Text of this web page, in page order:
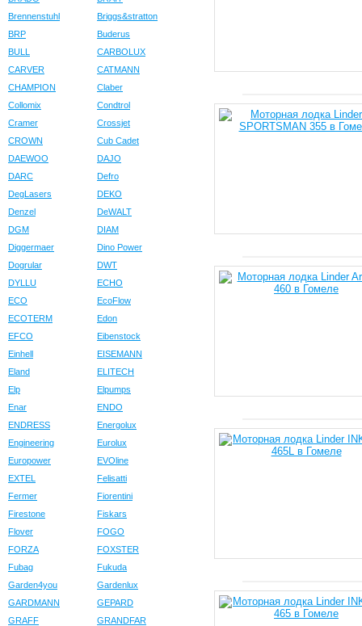
Brennenstuhl
Briggs&stratton
BRP
Buderus
BULL
CARBOLUX
CARVER
CATMANN
CHAMPION
Claber
Collomix
Condtrol
Cramer
Crossjet
CROWN
Cub Cadet
DAEWOO
DAJO
DARC
Defro
DegLasers
DEKO
Denzel
DeWALT
DGM
DIAM
Diggermaer
Dino Power
Dogrular
DWT
DYLLU
ECHO
ECO
EcoFlow
ECOTERM
Edon
EFCO
Eibenstock
Einhell
EISEMANN
Eland
ELITECH
Elp
Elpumps
Enar
ENDO
ENDRESS
Energolux
Engineering
Eurolux
Europower
EVOline
EXTEL
Felisatti
Fermer
Fiorentini
Firestone
Fiskars
Flover
FOGO
FORZA
FOXSTER
Fubag
Fukuda
Garden4you
Gardenlux
GARDMANN
GEPARD
GRAFF
GRANDFAR